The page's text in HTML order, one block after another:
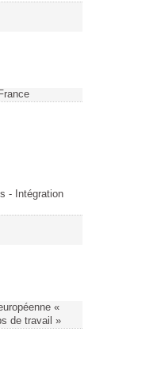
- Intégration
«
de travail »